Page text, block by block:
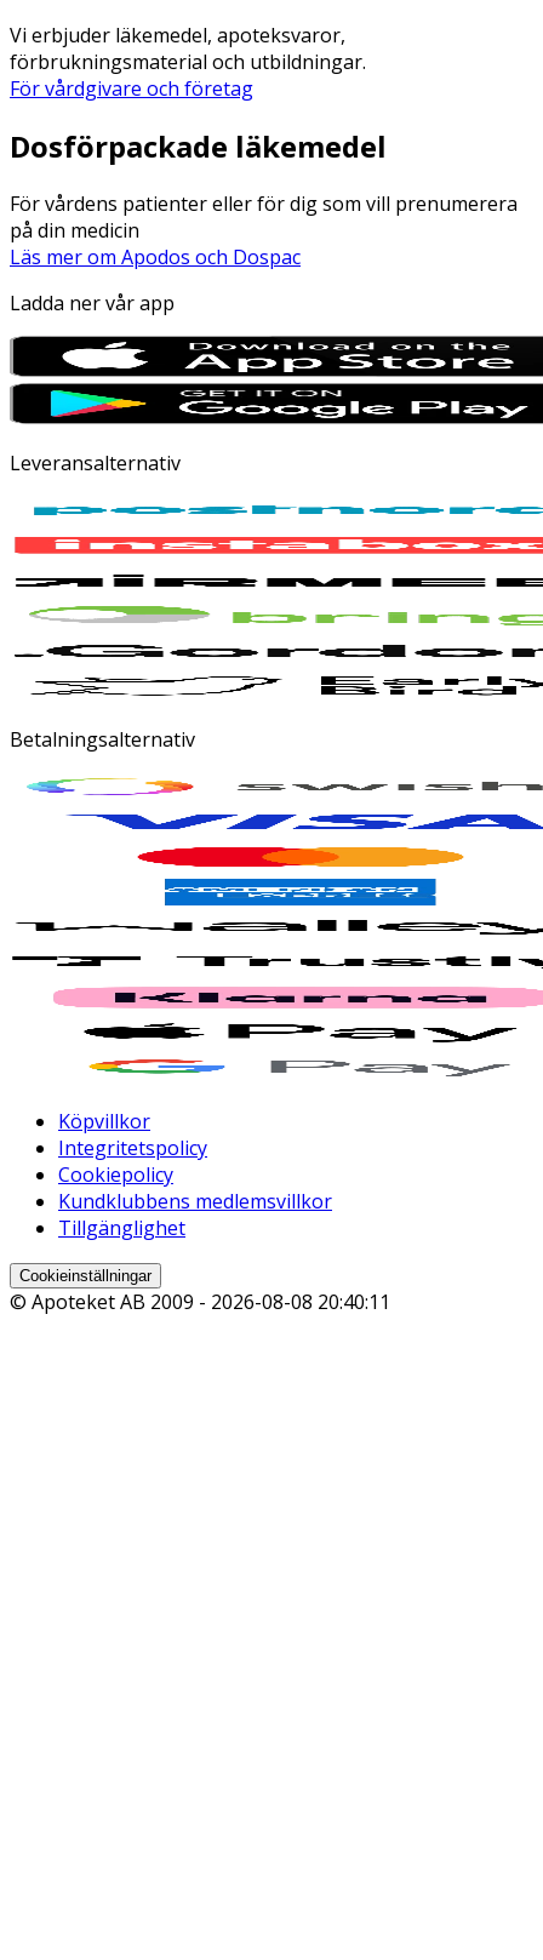
Vi erbjuder läkemedel, apoteksvaror,
förbrukningsmaterial och utbildningar.
För vårdgivare och företag
Dosförpackade läkemedel
För vårdens patienter eller för dig som vill prenumerera
på din medicin
Läs mer om Apodos och Dospac
Ladda ner vår app
Leveransalternativ
Betalningsalternativ
Köpvillkor
Integritetspolicy
Cookiepolicy
Kundklubbens medlemsvillkor
Tillgänglighet
Cookieinställningar
© Apoteket AB 2009 - 2026-08-08 20:40:11